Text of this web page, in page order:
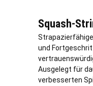
Squash-
und
Ausgelegt für
verbesserten